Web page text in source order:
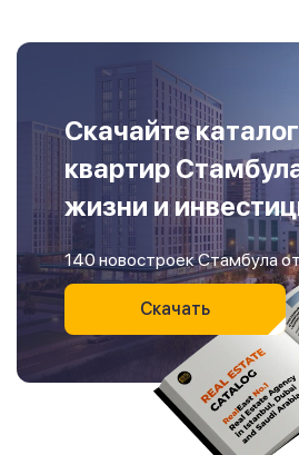
Скачайте
квартир
жизни и
140 новостроек Стамбула
Скачать